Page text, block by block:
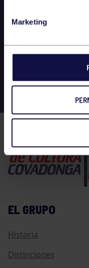
Marketing
EL GRUPO
Historia
Distinciones